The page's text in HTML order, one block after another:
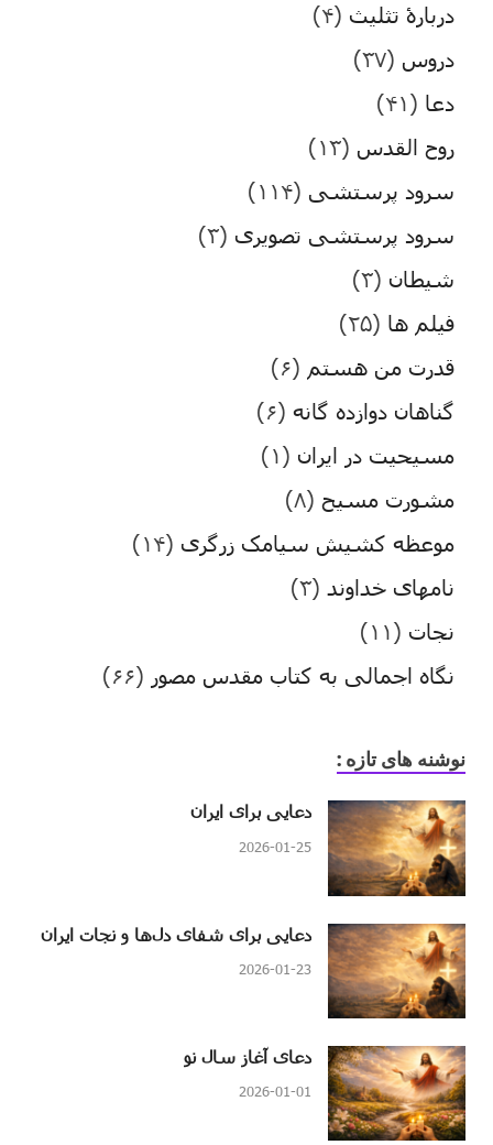
دربارۀ تثلیث (۴)
دروس (۳۷)
دعا (۴۱)
روح القدس (۱۳)
سرود پرستشی (۱۱۴)
سرود پرستشی تصویری (۳)
شیطان (۳)
فیلم ها (۲۵)
قدرت من هستم (۶)
گناهان دوازده گانه (۶)
مسیحیت در ایران (۱)
مشورت مسیح (۸)
موعظه کشیش سیامک زرگری (۱۴)
نامهای خداوند (۳)
نجات (۱۱)
نگاه اجمالی به کتاب مقدس مصور (۶۶)
نوشنه های تازه :
دعایی برای ایران
2026-01-25
دعایی برای شفای دل‌ها و نجات ایران
2026-01-23
دعای آغاز سال نو
2026-01-01